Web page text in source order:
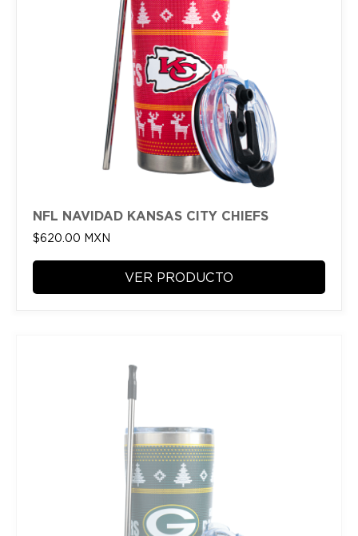
NFL NAVIDAD KANSAS CITY CHIEFS
$620.00 MXN
VER PRODUCTO